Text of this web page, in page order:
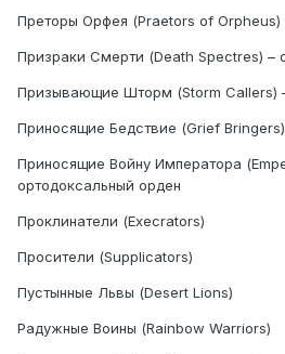
Преторы Орфея (Praetors of Orpheus)
Призраки Смерти (Death Spectres) –
Призывающие Шторм (Storm Callers)
Приносящие Бедствие (Grief Bringers)
Приносящие Войну Императора
ортодоксальный орден
Проклинатели (Execrators)
Просители (Supplicators)
Пустынные Львы (Desert Lions)
Радужные Воины (Rainbow Warriors)